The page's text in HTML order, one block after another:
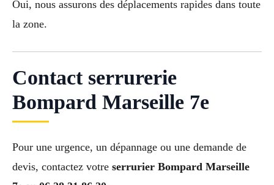
Oui, nous assurons des déplacements rapides dans toute
la zone.
Contact serrurerie
Bompard Marseille 7e
Pour une urgence, un dépannage ou une demande de
devis, contactez votre serrurier Bompard Marseille